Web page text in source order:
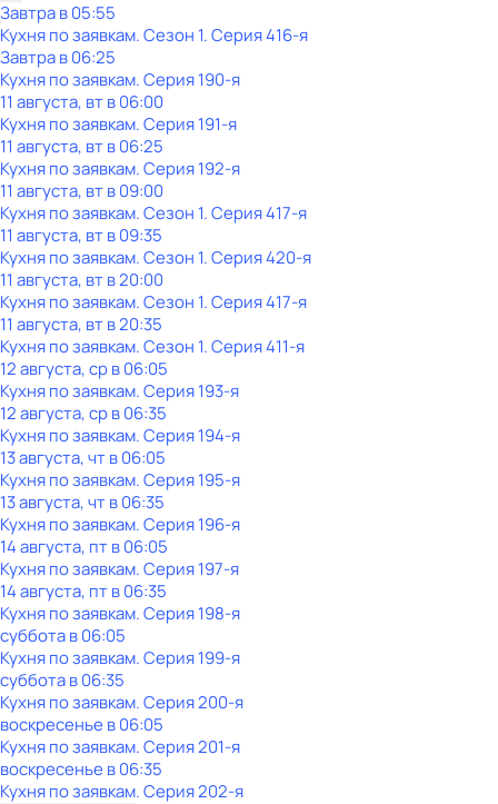
Завтра в 05:55
Кухня по заявкам. Сезон 1. Серия 416-я
Завтра в 06:25
Кухня по заявкам. Серия 190-я
11 августа, вт в 06:00
Кухня по заявкам. Серия 191-я
11 августа, вт в 06:25
Кухня по заявкам. Серия 192-я
11 августа, вт в 09:00
Кухня по заявкам. Сезон 1. Серия 417-я
11 августа, вт в 09:35
Кухня по заявкам. Сезон 1. Серия 420-я
11 августа, вт в 20:00
Кухня по заявкам. Сезон 1. Серия 417-я
11 августа, вт в 20:35
Кухня по заявкам. Сезон 1. Серия 411-я
12 августа, ср в 06:05
Кухня по заявкам. Серия 193-я
12 августа, ср в 06:35
Кухня по заявкам. Серия 194-я
13 августа, чт в 06:05
Кухня по заявкам. Серия 195-я
13 августа, чт в 06:35
Кухня по заявкам. Серия 196-я
14 августа, пт в 06:05
Кухня по заявкам. Серия 197-я
14 августа, пт в 06:35
Кухня по заявкам. Серия 198-я
субботав06:05
Кухня по заявкам. Серия 199-я
субботав06:35
Кухня по заявкам. Серия 200-я
воскресенье в06:05
Кухня по заявкам. Серия 201-я
воскресенье в06:35
Кухня по заявкам. Серия 202-я